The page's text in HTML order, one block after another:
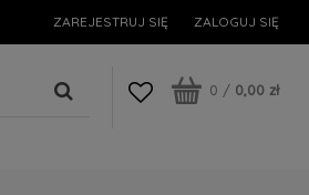
ZAREJESTRUJ SIĘ ZALOGUJ SIĘ
0 / 0,00 zł